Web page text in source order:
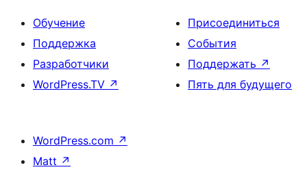
Обучение
Поддержка
Разработчики
WordPress.TV ↗
Присоединиться
События
Поддержать ↗
Пять для будущего
WordPress.com ↗
Matt ↗